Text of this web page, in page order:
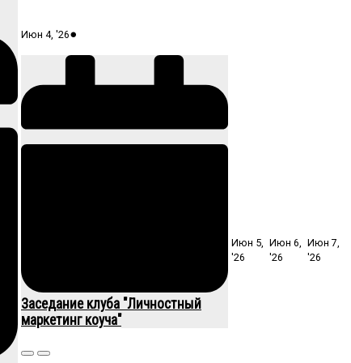
Июн 4, '2604.06.2026
●
Заседание клуба "Личностный
маркетинг коуча"
CloseClose
Июн 5,
'26 05.06.2026
Июн 6,
'26 06.06.2026
Июн 7,
'26